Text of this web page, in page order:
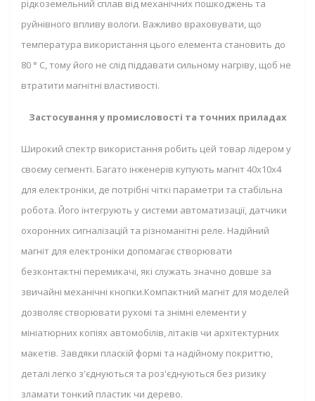
рідкоземельний сплав від механічних пошкоджень та
руйнівного впливу вологи. Важливо враховувати, що
температура використання цього елемента становить до
80 ° C, тому його не слід піддавати сильному нагріву, щоб не
втратити магнітні властивості.
Застосування у промисловості та точних приладах
Широкий спектр використання робить цей товар лідером у
своєму сегменті. Багато інженерів купують магніт 40x10x4
для електроніки, де потрібні чіткі параметри та стабільна
робота. Його інтегрують у системи автоматизації, датчики
охоронних сигналізацій та різноманітні реле. Надійний
магніт для електроніки допомагає створювати
безконтактні перемикачі, які служать значно довше за
звичайні механічні кнопки.Компактний магніт для моделей
дозволяє створювати рухомі та знімні елементи у
мініатюрних копіях автомобілів, літаків чи архітектурних
макетів. Завдяки пласкій формі та надійному покриттю,
деталі легко з'єднуються та роз'єднуються без ризику
зламати тонкий пластик чи дерево.